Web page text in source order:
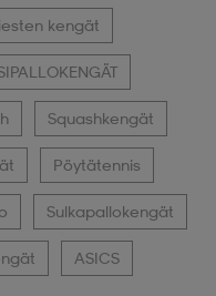
kengät
Squashkengät
Pöytätennis
Sulkapallokengät
ASICS